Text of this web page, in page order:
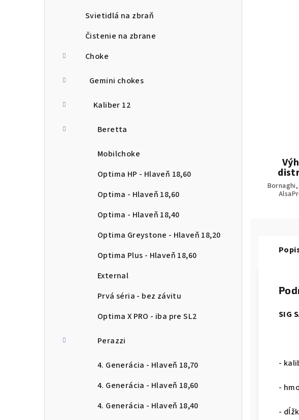
Svietidlá na zbraň
Čistenie na zbrane
Choke
Gemini chokes
Kaliber 12
Beretta
Mobilchoke
Optima HP - Hlaveň 18,60
Optima - Hlaveň 18,60
Optima - Hlaveň 18,40
Optima Greystone - Hlaveň 18,20
Optima Plus - Hlaveň 18,60
External
Prvá séria - bez závitu
Optima X PRO - iba pre SL2
Perazzi
4. Generácia - Hlaveň 18,70
4. Generácia - Hlaveň 18,60
4. Generácia - Hlaveň 18,40
SIG
-
-
-